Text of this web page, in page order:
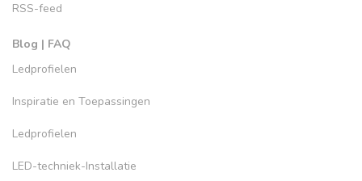
RSS-feed
Blog | FAQ
Ledprofielen
Inspiratie en Toepassingen
Ledprofielen
LED-techniek-Installatie